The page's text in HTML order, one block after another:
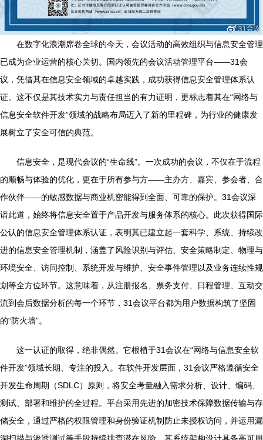
在数字化浪潮席卷全球的今天，会议活动的高效组织与信息安全管理
已成为企业运营的核心关切。国内领先的会议活动管理平台——31会
议，凭借其在信息安全领域的卓越实践，成功获得信息安全管理体系认
证。这不仅是其技术实力与责任担当的有力证明，更标志着其在“网络与
信息安全软件开发”领域的战略布局迈入了新的里程碑，为行业的健康发
展树立了安全可信的典范。
信息安全，是现代会议的“生命线”。一次成功的会议，不仅在于流程
的顺畅与体验的优化，更在于所有参与方——主办方、嘉宾、参会者、合
作伙伴——的敏感数据与商业机密能得到全面、可靠的保护。31会议深
谙此道，始终将信息安全置于产品开发与服务体系的核心。此次获得国际
公认的信息安全管理体系认证，表明其已建立起一套科学、系统、持续改
进的信息安全管理机制，涵盖了风险识别与评估、安全策略制定、物理与
环境安全、访问控制、系统开发与维护、安全事件管理以及业务连续性规
划等全方位环节。这意味着，从注册报名、票务支付、日程管理、互动交
流到会后数据分析的每一个环节，31会议平台都为用户数据构筑了坚固
的“防火墙”。
这一认证的取得，绝非偶然。它根植于31会议在“网络与信息安全软
件开发”领域长期、专注的投入。在软件开发层面，31会议严格遵循安全
开发生命周期（SDLC）原则，将安全考量融入需求分析、设计、编码、
测试、部署和维护的全过程。平台采用先进的加密技术保障数据传输与存
储安全，通过严格的权限管理和身份验证机制防止未授权访问，并运用漏
洞扫描与渗透测试等手段持续排查潜在风险。其系统架构设计具备高可用